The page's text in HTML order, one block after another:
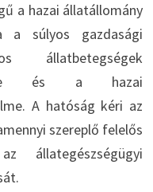
a hazai állatállomány
a súlyos gazdasági
állatbetegségek
és a hazai
A hatóság kéri az
szereplő felelős
állategészségügyi